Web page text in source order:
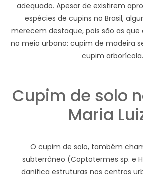
adequado. Apesar de existirem
espécies de cupins no Brasil,
merecem destaque, pois são as
no meio urbano: cupim de madeira
cupim arborícola.
Cupim de solo
Maria
O cupim de solo, também
subterrâneo (Coptotermes sp. e
danifica estruturas nos centros